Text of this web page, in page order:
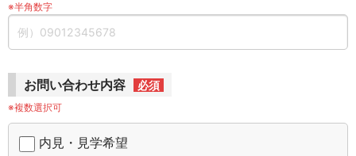
※半角数字
お問い合わせ内容 必須
※複数選択可
内見・見学希望